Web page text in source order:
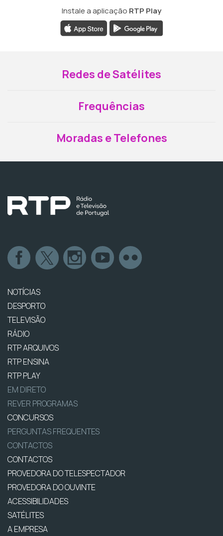
Instale a aplicação RTP Play
Redes de Satélites
Frequências
Moradas e Telefones
NOTÍCIAS
DESPORTO
TELEVISÃO
RÁDIO
RTP ARQUIVOS
RTP ENSINA
RTP PLAY
EM DIRETO
REVER PROGRAMAS
CONCURSOS
PERGUNTAS FREQUENTES
CONTACTOS
CONTACTOS
PROVEDORA DO TELESPECTADOR
PROVEDORA DO OUVINTE
ACESSIBILIDADES
SATÉLITES
A EMPRESA